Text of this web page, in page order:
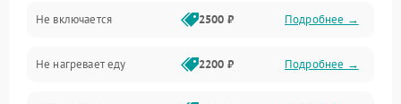
Механика и внутренние элементы
Механические повреждения
Не включается 2500 ₽ Подробнее →
Не нагревает еду 2200 ₽ Подробнее →